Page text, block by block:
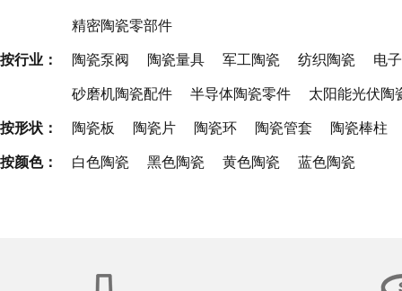
精密陶瓷零部件
按行业： 陶瓷泵阀 陶瓷量具 军工陶瓷 纺织陶瓷 电
砂磨机陶瓷配件 半导体陶瓷零件 太阳能光伏陶
按形状： 陶瓷板 陶瓷片 陶瓷环 陶瓷管套 陶瓷棒柱
按颜色： 白色陶瓷 黑色陶瓷 黄色陶瓷 蓝色陶瓷